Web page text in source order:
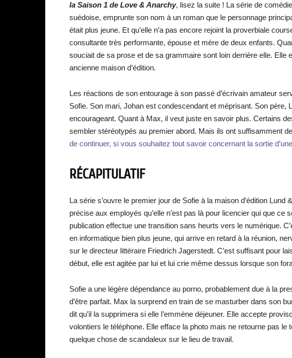
la Saison 1 de Love & Anarchy, lisez la suite ! La série de
suédoise, emprunte son nom à un roman que le personnage
était plus jeune. Et qu’elle n’a pas encore rejoint la proverbiale
consultante très performante, épouse et mère de deux enfants.
souciait de sa prose et de sa grammaire sont loin derrière elle. Elle
ancienne maison d’édition.
Les réactions de son entourage à son passé d’écrivain amateur
Sofie. Son mari, Johan est condescendant et méprisant. Son père,
encourageant. Quant à Max, il veut juste en savoir plus. Certains
sembler stéréotypés au premier abord. Mais ils ont suffisamment
de continuer, si vous souhaitez tout savoir concernant la sortie
RÉCAPITULATIF
La série s’ouvre le premier jour de Sofie à la maison d’édition Lund
précise aux employés qu’elle n’est pas là pour licencier qui que ce
publication effectue une transition sans heurts vers le numérique.
en informatique bien plus jeune, qui arrive en retard à la réunion,
sur le directeur littéraire Friedrich Jagerstedt. C’est suffisant pour
début, elle est agitée par lui et lui crie même dessus lorsque son
Sofie a une légère dépendance au porno, probablement due à la
d’être parfait. Max la surprend en train de se masturber dans son
dit qu’il la supprimera si elle l’emmène déjeuner. Elle accepte
volontiers le téléphone. Elle efface la photo mais ne retourne pas le
quelque chose de scandaleux sur le lieu de travail.